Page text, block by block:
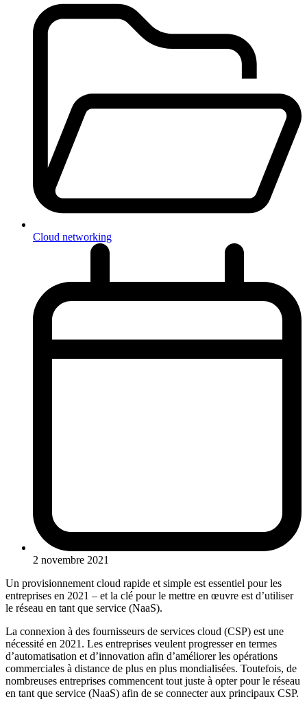
Cloud networking
2 novembre 2021
Un provisionnement cloud rapide et simple est essentiel pour les
entreprises en 2021 – et la clé pour le mettre en œuvre est d’utiliser
le réseau en tant que service (NaaS).
La connexion à des fournisseurs de services cloud (CSP) est une
nécessité en 2021. Les entreprises veulent progresser en termes
d’automatisation et d’innovation afin d’améliorer les opérations
commerciales à distance de plus en plus mondialisées. Toutefois, de
nombreuses entreprises commencent tout juste à opter pour le réseau
en tant que service (NaaS) afin de se connecter aux principaux CSP.